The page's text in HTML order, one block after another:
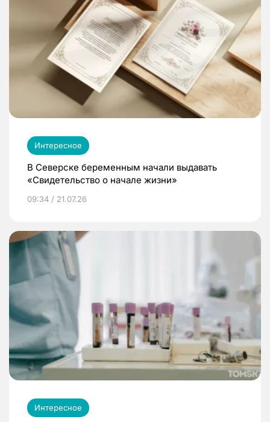
Интересное
В Северске беременным начали выдавать
«Свидетельство о начале жизни»
09:34 / 21.07.26
Интересное